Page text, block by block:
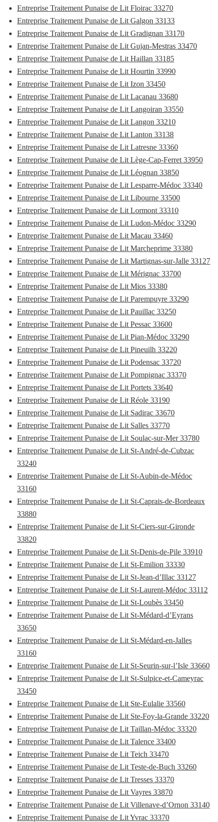
Entreprise Traitement Punaise de Lit Floirac 33270
Entreprise Traitement Punaise de Lit Galgon 33133
Entreprise Traitement Punaise de Lit Gradignan 33170
Entreprise Traitement Punaise de Lit Gujan-Mestras 33470
Entreprise Traitement Punaise de Lit Haillan 33185
Entreprise Traitement Punaise de Lit Hourtin 33990
Entreprise Traitement Punaise de Lit Izon 33450
Entreprise Traitement Punaise de Lit Lacanau 33680
Entreprise Traitement Punaise de Lit Langoiran 33550
Entreprise Traitement Punaise de Lit Langon 33210
Entreprise Traitement Punaise de Lit Lanton 33138
Entreprise Traitement Punaise de Lit Latresne 33360
Entreprise Traitement Punaise de Lit Lège-Cap-Ferret 33950
Entreprise Traitement Punaise de Lit Léognan 33850
Entreprise Traitement Punaise de Lit Lesparre-Médoc 33340
Entreprise Traitement Punaise de Lit Libourne 33500
Entreprise Traitement Punaise de Lit Lormont 33310
Entreprise Traitement Punaise de Lit Ludon-Médoc 33290
Entreprise Traitement Punaise de Lit Macau 33460
Entreprise Traitement Punaise de Lit Marcheprime 33380
Entreprise Traitement Punaise de Lit Martignas-sur-Jalle 33127
Entreprise Traitement Punaise de Lit Mérignac 33700
Entreprise Traitement Punaise de Lit Mios 33380
Entreprise Traitement Punaise de Lit Parempuyre 33290
Entreprise Traitement Punaise de Lit Pauillac 33250
Entreprise Traitement Punaise de Lit Pessac 33600
Entreprise Traitement Punaise de Lit Pian-Médoc 33290
Entreprise Traitement Punaise de Lit Pineuilh 33220
Entreprise Traitement Punaise de Lit Podensac 33720
Entreprise Traitement Punaise de Lit Pompignac 33370
Entreprise Traitement Punaise de Lit Portets 33640
Entreprise Traitement Punaise de Lit Réole 33190
Entreprise Traitement Punaise de Lit Sadirac 33670
Entreprise Traitement Punaise de Lit Salles 33770
Entreprise Traitement Punaise de Lit Soulac-sur-Mer 33780
Entreprise Traitement Punaise de Lit St-André-de-Cubzac
33240
Entreprise Traitement Punaise de Lit St-Aubin-de-Médoc
33160
Entreprise Traitement Punaise de Lit St-Caprais-de-Bordeaux
33880
Entreprise Traitement Punaise de Lit St-Ciers-sur-Gironde
33820
Entreprise Traitement Punaise de Lit St-Denis-de-Pile 33910
Entreprise Traitement Punaise de Lit St-Emilion 33330
Entreprise Traitement Punaise de Lit St-Jean-d’Illac 33127
Entreprise Traitement Punaise de Lit St-Laurent-Médoc 33112
Entreprise Traitement Punaise de Lit St-Loubès 33450
Entreprise Traitement Punaise de Lit St-Médard-d’Eyrans
33650
Entreprise Traitement Punaise de Lit St-Médard-en-Jalles
33160
Entreprise Traitement Punaise de Lit St-Seurin-sur-l’Isle 33660
Entreprise Traitement Punaise de Lit St-Sulpice-et-Cameyrac
33450
Entreprise Traitement Punaise de Lit Ste-Eulalie 33560
Entreprise Traitement Punaise de Lit Ste-Foy-la-Grande 33220
Entreprise Traitement Punaise de Lit Taillan-Médoc 33320
Entreprise Traitement Punaise de Lit Talence 33400
Entreprise Traitement Punaise de Lit Teich 33470
Entreprise Traitement Punaise de Lit Teste-de-Buch 33260
Entreprise Traitement Punaise de Lit Tresses 33370
Entreprise Traitement Punaise de Lit Vayres 33870
Entreprise Traitement Punaise de Lit Villenave-d’Ornon 33140
Entreprise Traitement Punaise de Lit Yvrac 33370